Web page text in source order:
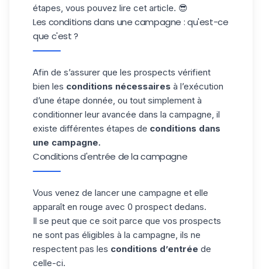
étapes, vous pouvez lire cet article. 😎
Les conditions dans une campagne : qu'est-ce
que c'est ?
Afin de s’assurer que les prospects vérifient
bien les conditions nécessaires à l’exécution
d’une étape donnée, ou tout simplement à
conditionner leur avancée dans la campagne, il
existe différentes étapes de conditions dans
une campagne.
Conditions d'entrée de la campagne
Vous venez de lancer une campagne et elle
apparaît en rouge avec 0 prospect dedans.
Il se peut que ce soit parce que vos prospects
ne sont pas éligibles à la campagne, ils ne
respectent pas les conditions d’entrée de
celle-ci.